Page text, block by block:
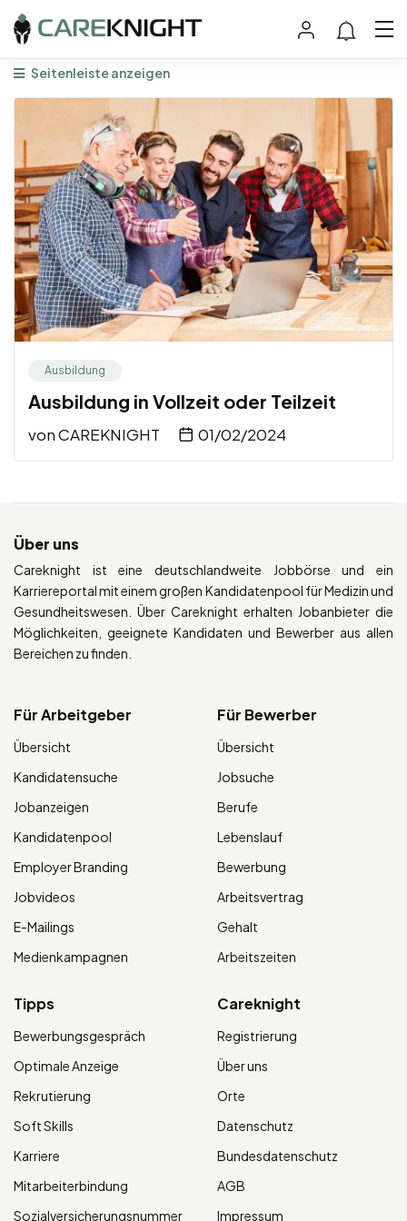
Seitenleiste anzeigen
Ausbildung
Ausbildung in Vollzeit oder Teilzeit
vonCAREKNIGHT 01/02/2024
Über uns
Careknight ist eine deutschlandweite Jobbörse und ein
Karriereportal mit einem großen Kandidatenpool für Medizin und
Gesundheitswesen. Über Careknight erhalten Jobanbieter die
Möglichkeiten, geeignete Kandidaten und Bewerber aus allen
Bereichen zu finden.
Für Arbeitgeber
Übersicht
Kandidatensuche
Jobanzeigen
Kandidatenpool
Employer Branding
Jobvideos
E-Mailings
Medienkampagnen
Für Bewerber
Übersicht
Jobsuche
Berufe
Lebenslauf
Bewerbung
Arbeitsvertrag
Gehalt
Arbeitszeiten
Tipps
Bewerbungsgespräch
Optimale Anzeige
Rekrutierung
Soft Skills
Karriere
Mitarbeiterbindung
Sozialversicherungsnummer
Careknight
Registrierung
Über uns
Orte
Datenschutz
Bundesdatenschutz
AGB
Impressum